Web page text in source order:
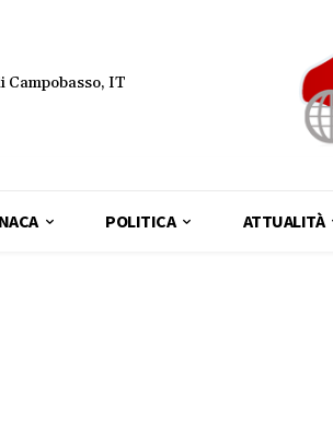
Campobasso, IT
POLITICA ATTUALITÀ